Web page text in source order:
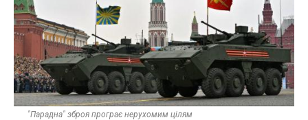
"Парадна" зброя програє нерухомим цілям